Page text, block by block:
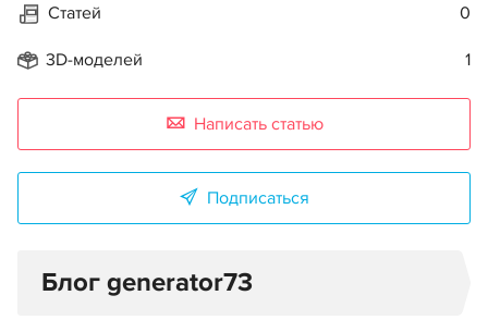
Статей 0
3D-моделей 1
Написать статью
Подписаться
Блог generator73